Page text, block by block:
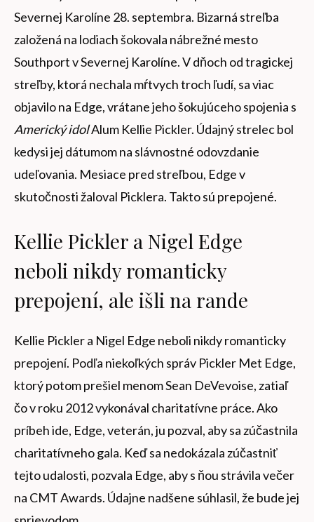
Severnej Karolíne 28. septembra. Bizarná streľba
založená na lodiach šokovala nábrežné mesto
Southport v Severnej Karolíne. V dňoch od tragickej
streľby, ktorá nechala mŕtvych troch ľudí, sa viac
objavilo na Edge, vrátane jeho šokujúceho spojenia s
Americký idolAlum Kellie Pickler. Údajný strelec bol
kedysi jej dátumom na slávnostné odovzdanie
udeľovania. Mesiace pred streľbou, Edge v
skutočnosti žaloval Picklera. Takto sú prepojené.
Kellie Pickler a Nigel Edge
neboli nikdy romanticky
prepojení, ale išli na rande
Kellie Pickler a Nigel Edge neboli nikdy romanticky
prepojení. Podľa niekoľkých správ Pickler Met Edge,
ktorý potom prešiel menom Sean DeVevoise, zatiaľ
čo v roku 2012 vykonával charitatívne práce. Ako
príbeh ide, Edge, veterán, ju pozval, aby sa zúčastnila
charitatívneho gala. Keď sa nedokázala zúčastniť
tejto udalosti, pozvala Edge, aby s ňou strávila večer
na CMT Awards. Údajne nadšene súhlasil, že bude jej